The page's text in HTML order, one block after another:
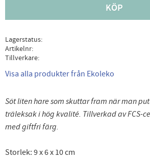
KÖP
Lagerstatus
Artikelnr
Tillverkare
Visa alla produkter från Ekoleko
Söt liten hare som skuttar fram när man
träleksak i hög kvalité. Tillverkad av FCS-
med giftfri färg.
Storlek: 9 x 6 x 10 cm